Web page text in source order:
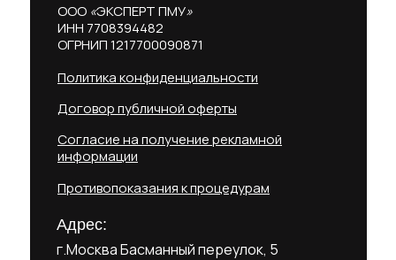
ООО «ЭКСПЕРТ ПМУ»
ИНН 7708394482
ОГРНИП 1217700090871
Политика конфиденциальности
Договор публичной оферты
Согласие на получение рекламной
информации
Противопоказания к процедурам
г.Москва Басманный переулок, 5
Адрес: